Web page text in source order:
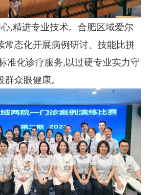
,精进专业技术。合肥区域爱尔
常态化开展病例研讨、技能比拼
准化诊疗服务,以过硬专业实力守
众眼健康。